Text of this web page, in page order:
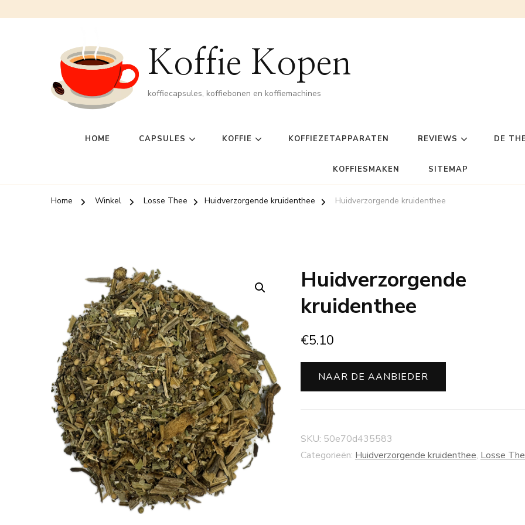
Koffie Kopen
koffiecapsules, koffiebonen en koffiemachines
HOME CAPSULES KOFFIE KOFFIEZETAPPARATEN REVIEWS DE
KOFFIESMAKEN SITEMAP
Home Winkel Losse Thee Huidverzorgende kruidenthee Huidverzorgende kruidenthee
Huidverzorgende
kruidenthee
€5.10
NAAR DE AANBIEDER
SKU: 50e70d435583
Categorieën: Huidverzorgende kruidenthee, Losse